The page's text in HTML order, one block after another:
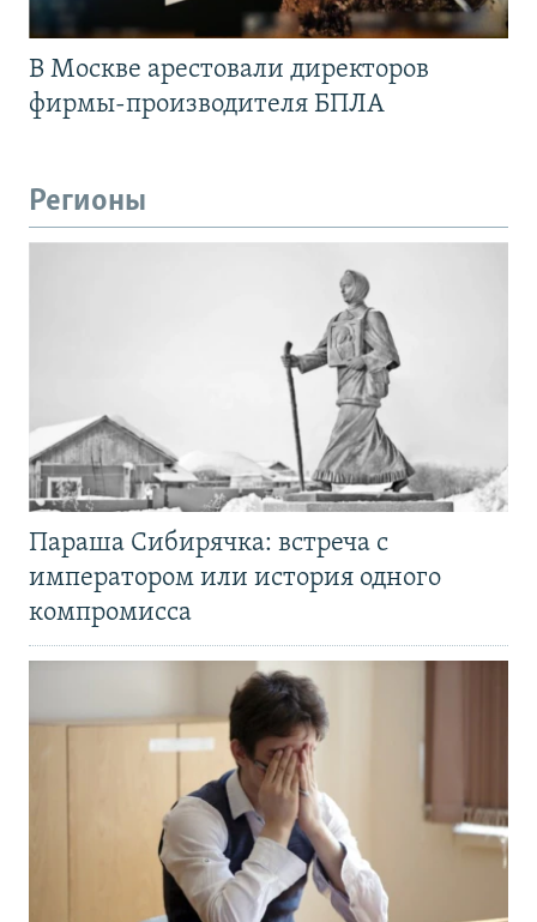
В Москве арестовали директоров
фирмы-производителя БПЛА
Регионы
Параша Сибирячка: встреча с
императором или история одного
компромисса